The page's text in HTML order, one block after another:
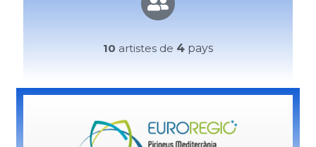
10 artistes de 4 pays